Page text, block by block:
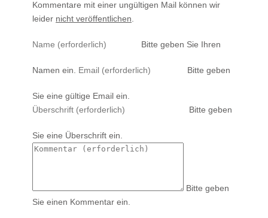
Kommentare mit einer ungültigen Mail können wir
leider nicht veröffentlichen
Bitte geben Sie Ihren
Namen ein. Bitte geben
Sie eine gültige Email ein.
Bitte geben
Sie eine Überschrift ein.
Bitte geben
Sie einen Kommentar ein.